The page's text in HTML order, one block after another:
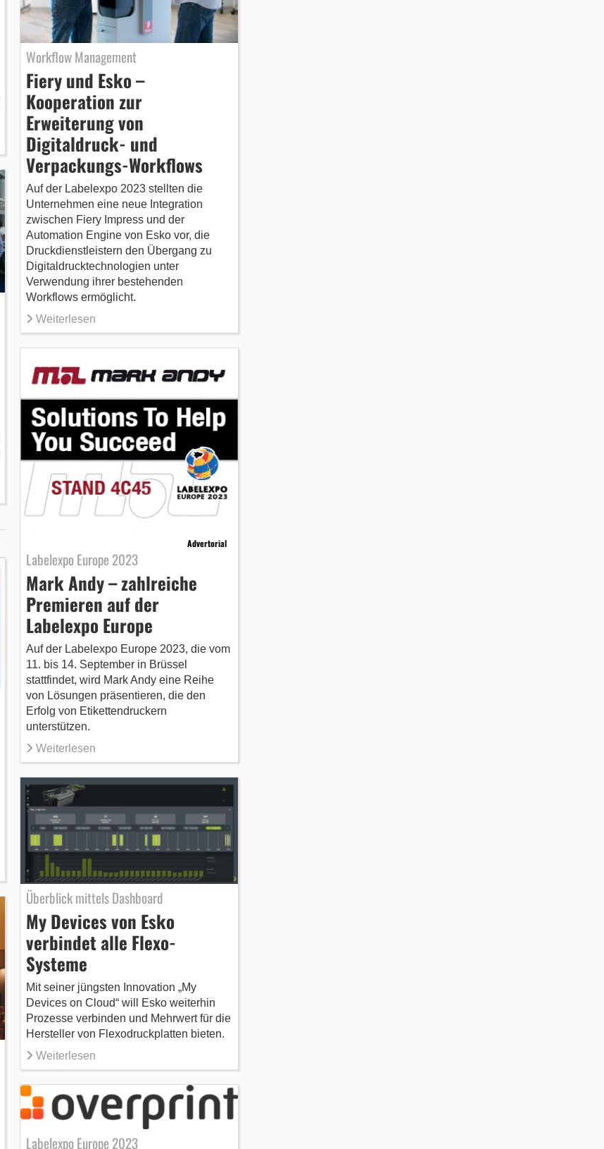
Workflow Management
Fiery und Esko –
Kooperation zur
Erweiterung von
Digitaldruck- und
Verpackungs-Workflows
Auf der Labelexpo 2023 stellten die
Unternehmen eine neue Integration
zwischen Fiery Impress und der
Automation Engine von Esko vor, die
Druckdienstleistern den Übergang zu
Digitaldrucktechnologien unter
Verwendung ihrer bestehenden
Workflows ermöglicht.
Weiterlesen
Advertorial
Labelexpo Europe 2023
Mark Andy – zahlreiche
Premieren auf der
Labelexpo Europe
Auf der Labelexpo Europe 2023, die vom
11. bis 14. September in Brüssel
stattfindet, wird Mark Andy eine Reihe
von Lösungen präsentieren, die den
Erfolg von Etikettendruckern
unterstützen.
Weiterlesen
Überblick mittels Dashboard
My Devices von Esko
verbindet alle Flexo-
Systeme
Mit seiner jüngsten Innovation „My
Devices on Cloud“ will Esko weiterhin
Prozesse verbinden und Mehrwert für die
Hersteller von Flexodruckplatten bieten.
Weiterlesen
Labelexpo Europe 2023